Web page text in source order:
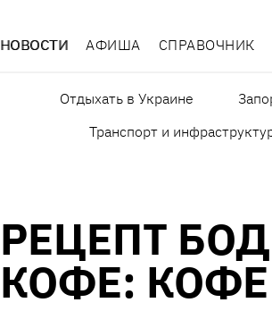
НОВОСТИ АФИША СПРАВОЧНИК
Отдыхать в Украине
Транспорт и
РЕЦЕПТ
КОФЕ: